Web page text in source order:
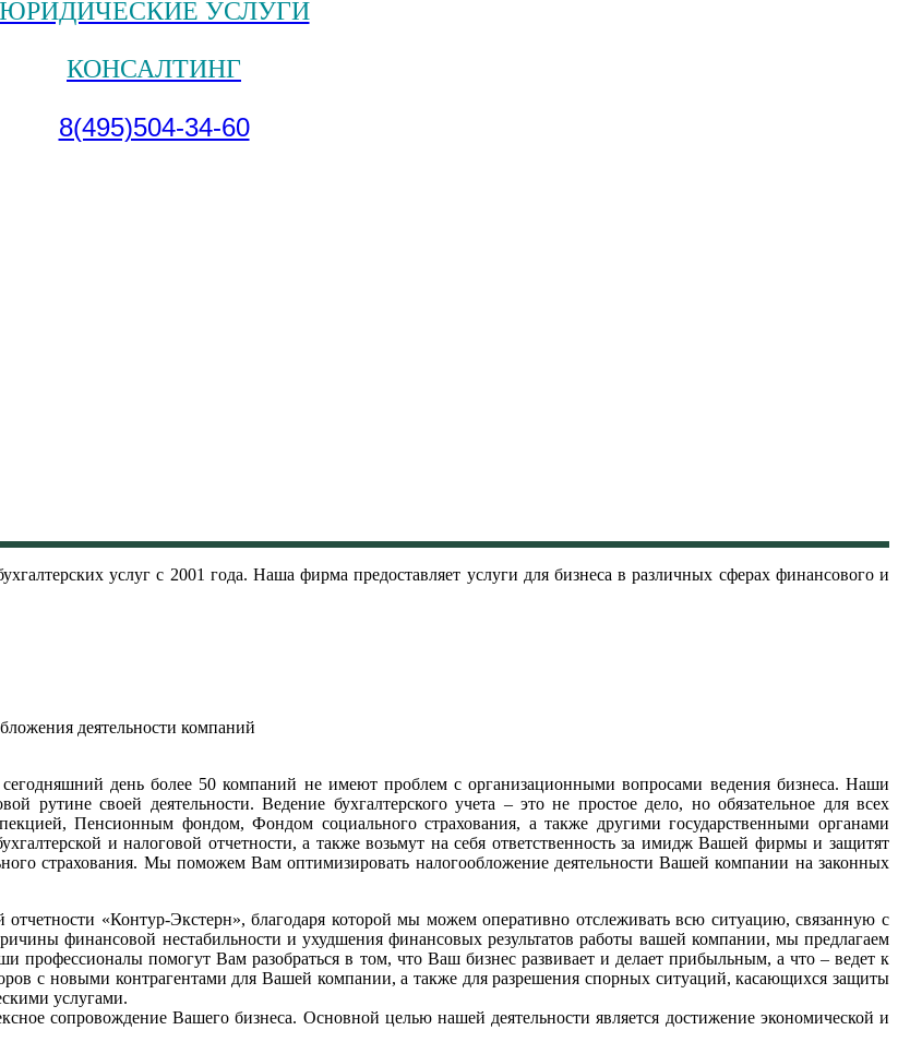
ЮРИДИЧЕСКИЕ УСЛУГИ
КОНСАЛТИНГ
8(495)504-34-60
услуг с 2001 года. Наша фирма предоставляет услуги для бизнеса в различных сферах финансового и
деятельности компаний
день более 50 компаний не имеют проблем с организационными вопросами ведения бизнеса. Наши
рутине своей деятельности. Ведение бухгалтерского учета – это не простое дело, но обязательное для всех
Пенсионным фондом, Фондом социального страхования, а также другими государственными органами
и налоговой отчетности, а также возьмут на себя ответственность за имидж Вашей фирмы и защитят
страхования. Мы поможем Вам оптимизировать налогообложение деятельности Вашей компании на законных
«Контур-Экстерн», благодаря которой мы можем оперативно отслеживать всю ситуацию, связанную с
финансовой нестабильности и ухудшения финансовых результатов работы вашей компании, мы предлагаем
профессионалы помогут Вам разобраться в том, что Ваш бизнес развивает и делает прибыльным, а что – ведет к
с новыми контрагентами для Вашей компании, а также для разрешения спорных ситуаций, касающихся защиты
услугами.
сопровождение Вашего бизнеса. Основной целью нашей деятельности является достижение экономической и